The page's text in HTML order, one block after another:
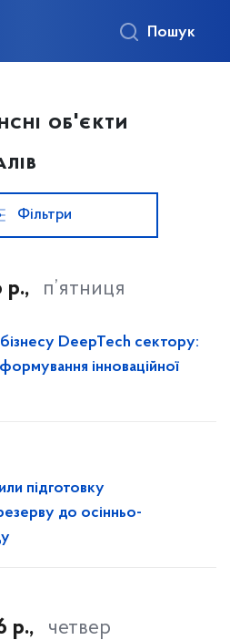
Пошук
об'єкти
Фільтри
р., п’ятниця
DeepTech сектору:
інноваційної
підготовку
до осінньо-
р., четвер